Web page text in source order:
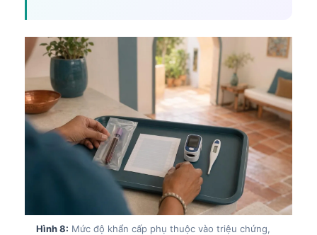
Hình 8: Mức độ khẩn cấp phụ thuộc vào triệu chứng,
简体中文
Nederlands
हिन्दी
Bahasa Indonesia
Հայերեն
Íslenska